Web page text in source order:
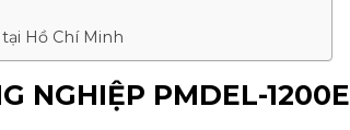
Hồ Chí Minh
NGHIỆP PMDEL-1200E